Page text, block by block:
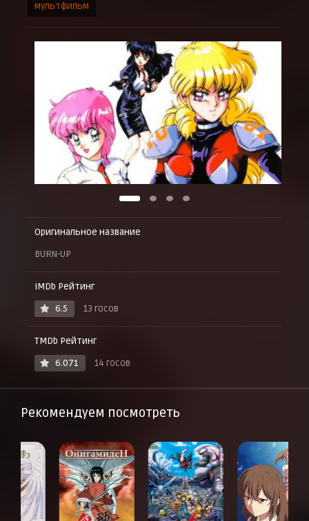
мультфильм
Оригинальное название
BURN-UP
IMDb Рейтинг
6.5
13 госов
TMDb Рейтинг
6.071
14 госов
Рекомендуем посмотреть